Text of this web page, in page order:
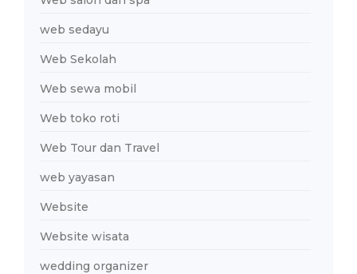
web sedayu
Web Sekolah
Web sewa mobil
Web toko roti
Web Tour dan Travel
web yayasan
Website
Website wisata
wedding organizer